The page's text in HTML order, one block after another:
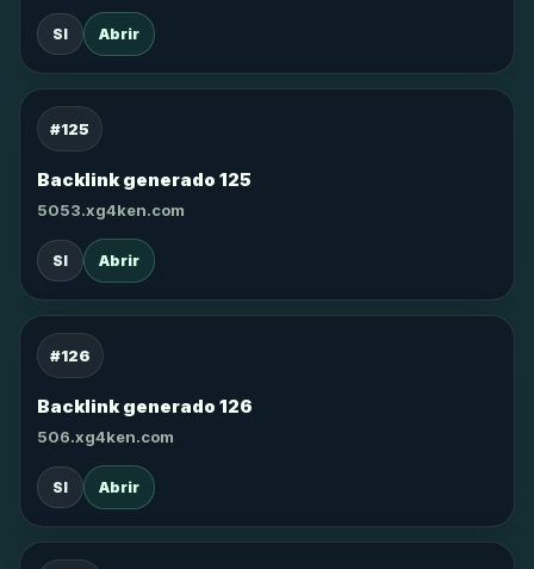
SI Abrir
#125
Backlink generado 125
5053.xg4ken.com
SI Abrir
#126
Backlink generado 126
506.xg4ken.com
SI Abrir